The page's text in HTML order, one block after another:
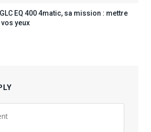
EQ 400 4matic, sa mission : mettre
yeux